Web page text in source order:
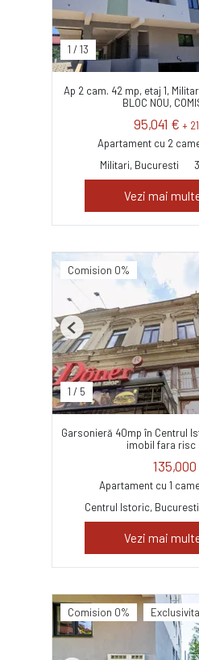
1 / 13
Ap 2 cam. 42 mp, etaj 1,
BLOC NOU,
95,041 € +
Apartament cu 2
Militari, Bucuresti
Vezi mai
Comision 0%
1 / 5
Previous
Garsonieră 40mp în Centrul
imobil fara risc
Apartament cu 1
Centrul Istoric, Bucuresti
Vezi mai
Comision 0%